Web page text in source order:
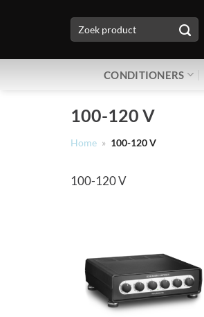
naar:
CONDITIONERS
100-120 V
Home » 100-120 V
100-120 V